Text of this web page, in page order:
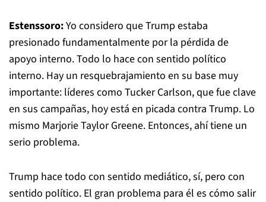
Estenssoro:Yo considero que Trump estaba
presionado fundamentalmente por la pérdida de
apoyo interno. Todo lo hace con sentido político
interno. Hay un resquebrajamiento en su base muy
importante: líderes como Tucker Carlson, que fue clave
en sus campañas, hoy está en picada contra Trump. Lo
mismo Marjorie Taylor Greene. Entonces, ahí tiene un
serio problema.
Trump hace todo con sentido mediático, sí, pero con
sentido político. El gran problema para él es cómo salir